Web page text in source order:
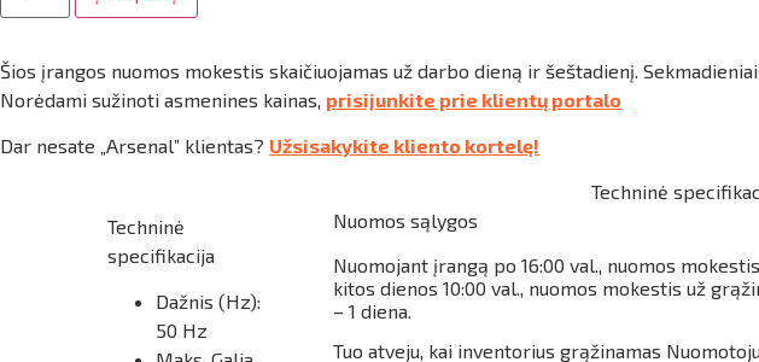
Generatorius,
V
/
400
SDMO
Šios įrangos nuomos mokestis skaičiuojamas už darbo dieną ir šeštadienį.
Norėdami sužinoti asmenines kainas, prisijunkite prie klientų portalo
Dar nesate „Arsenal” klientas? Užsisakykite kliento kortelę!
Techninė
Techninė
specifikacija
Dažnis (Hz):
50 Hz
Nuomos sąlygos
Nuomojant įrangą po 16:00 val., nuomos
kitos dienos 10:00 val., nuomos mokestis už
– 1 diena.
Tuo atveju, kai inventorius grąžinamas